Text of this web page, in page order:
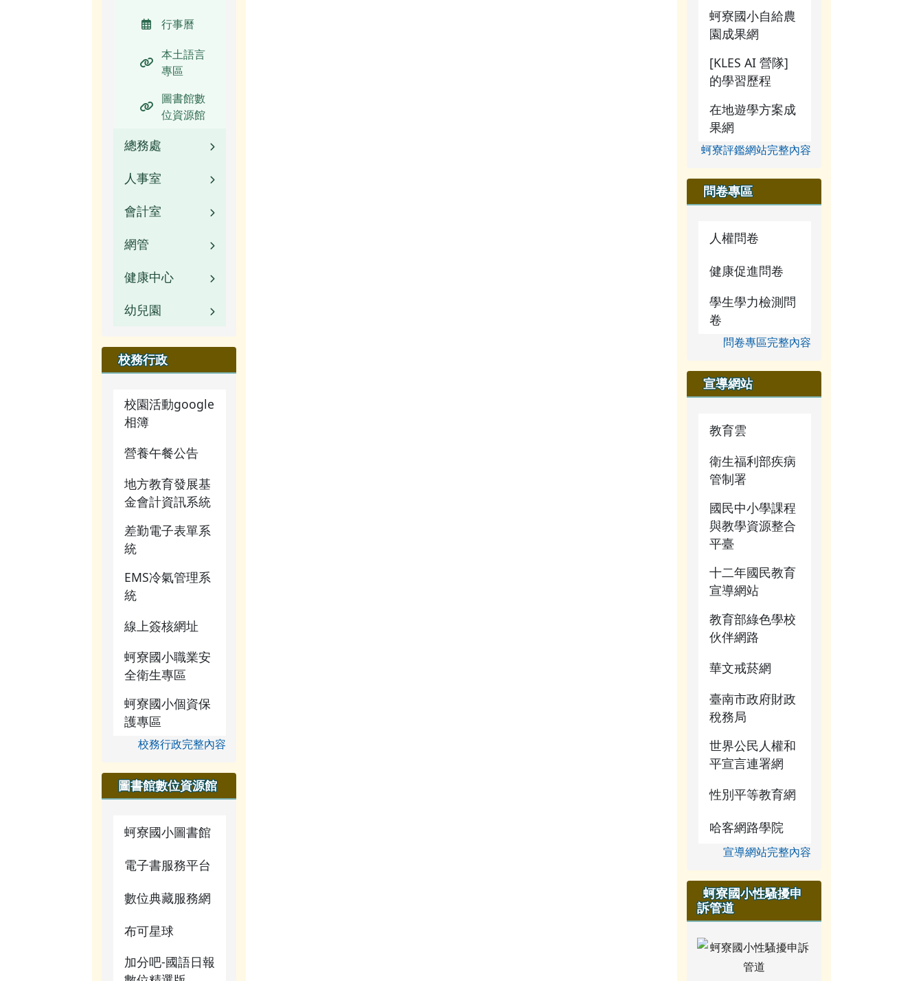
行事曆
本土語言
專區
圖書館數
位資源館
總務處
活動相簿
校園影音
公開資訊
檔案下載
人事室
常用連結
行事曆
會計室
校園公告
檔案下載
行事曆
網管
校園公告
活動相簿
榮譽榜
校園影音
檔案下載
連結
蚵寮評鑑
電腦課程
宣導網站
健康中心
校園公告
業務職掌
行事曆
幼兒園
校園公告
業務職掌
活動相簿
校園影音
常用連結
檔案下載
行事曆
校務行政
校園活動google
相簿
營養午餐公告
地方教育發展基
金會計資訊系統
差勤電子表單系
統
EMS冷氣管理系
統
線上簽核網址
蚵寮國小職業安
全衛生專區
蚵寮國小個資保
護專區
校務行政完整內容
圖書館數位資源館
蚵寮國小圖書館
電子書服務平台
數位典藏服務網
布可星球
加分吧-國語日報
蚵寮國小自給農
園成果網
[KLES AI 營隊]
的學習歷程
在地遊學方案成
果網
蚵寮評鑑網站完整內容
問卷專區
人權問卷
健康促進問卷
學生學力檢測問
卷
問卷專區完整內容
宣導網站
教育雲
衛生福利部疾病
管制署
國民中小學課程
與教學資源整合
平臺
十二年國民教育
宣導網站
教育部綠色學校
伙伴網路
華文戒菸網
臺南市政府財政
稅務局
世界公民人權和
平宣言連署網
性別平等教育網
哈客網路學院
宣導網站完整內容
蚵寮國小性騷擾申
訴管道